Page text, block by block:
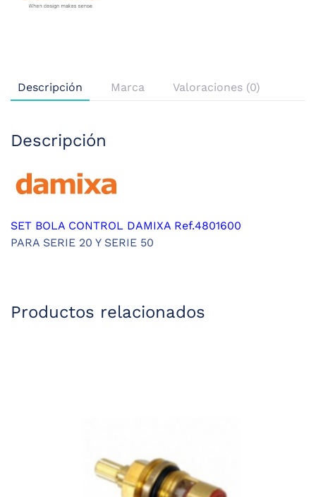
Descripción Marca Valoraciones (0)
Descripción
SET BOLA CONTROL DAMIXA Ref.4801600
PARA SERIE 20 Y SERIE 50
Productos relacionados